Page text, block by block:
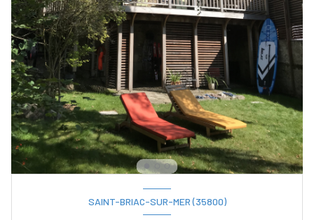
SAINT-BRIAC-SUR-MER (35800)